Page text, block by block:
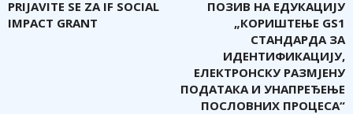
PRIJAVITE SE ZA IF SOCIAL
IMPACT GRANT
ПОЗИВ НА ЕДУКАЦИЈУ
„КОРИШТЕЊЕ GS1
СТАНДАРДА ЗА
ИДЕНТИФИКАЦИЈУ,
ЕЛЕКТРОНСКУ РАЗМЈЕНУ
ПОДАТАКА И УНАПРЕЂЕЊЕ
ПОСЛОВНИХ ПРОЦЕСА“